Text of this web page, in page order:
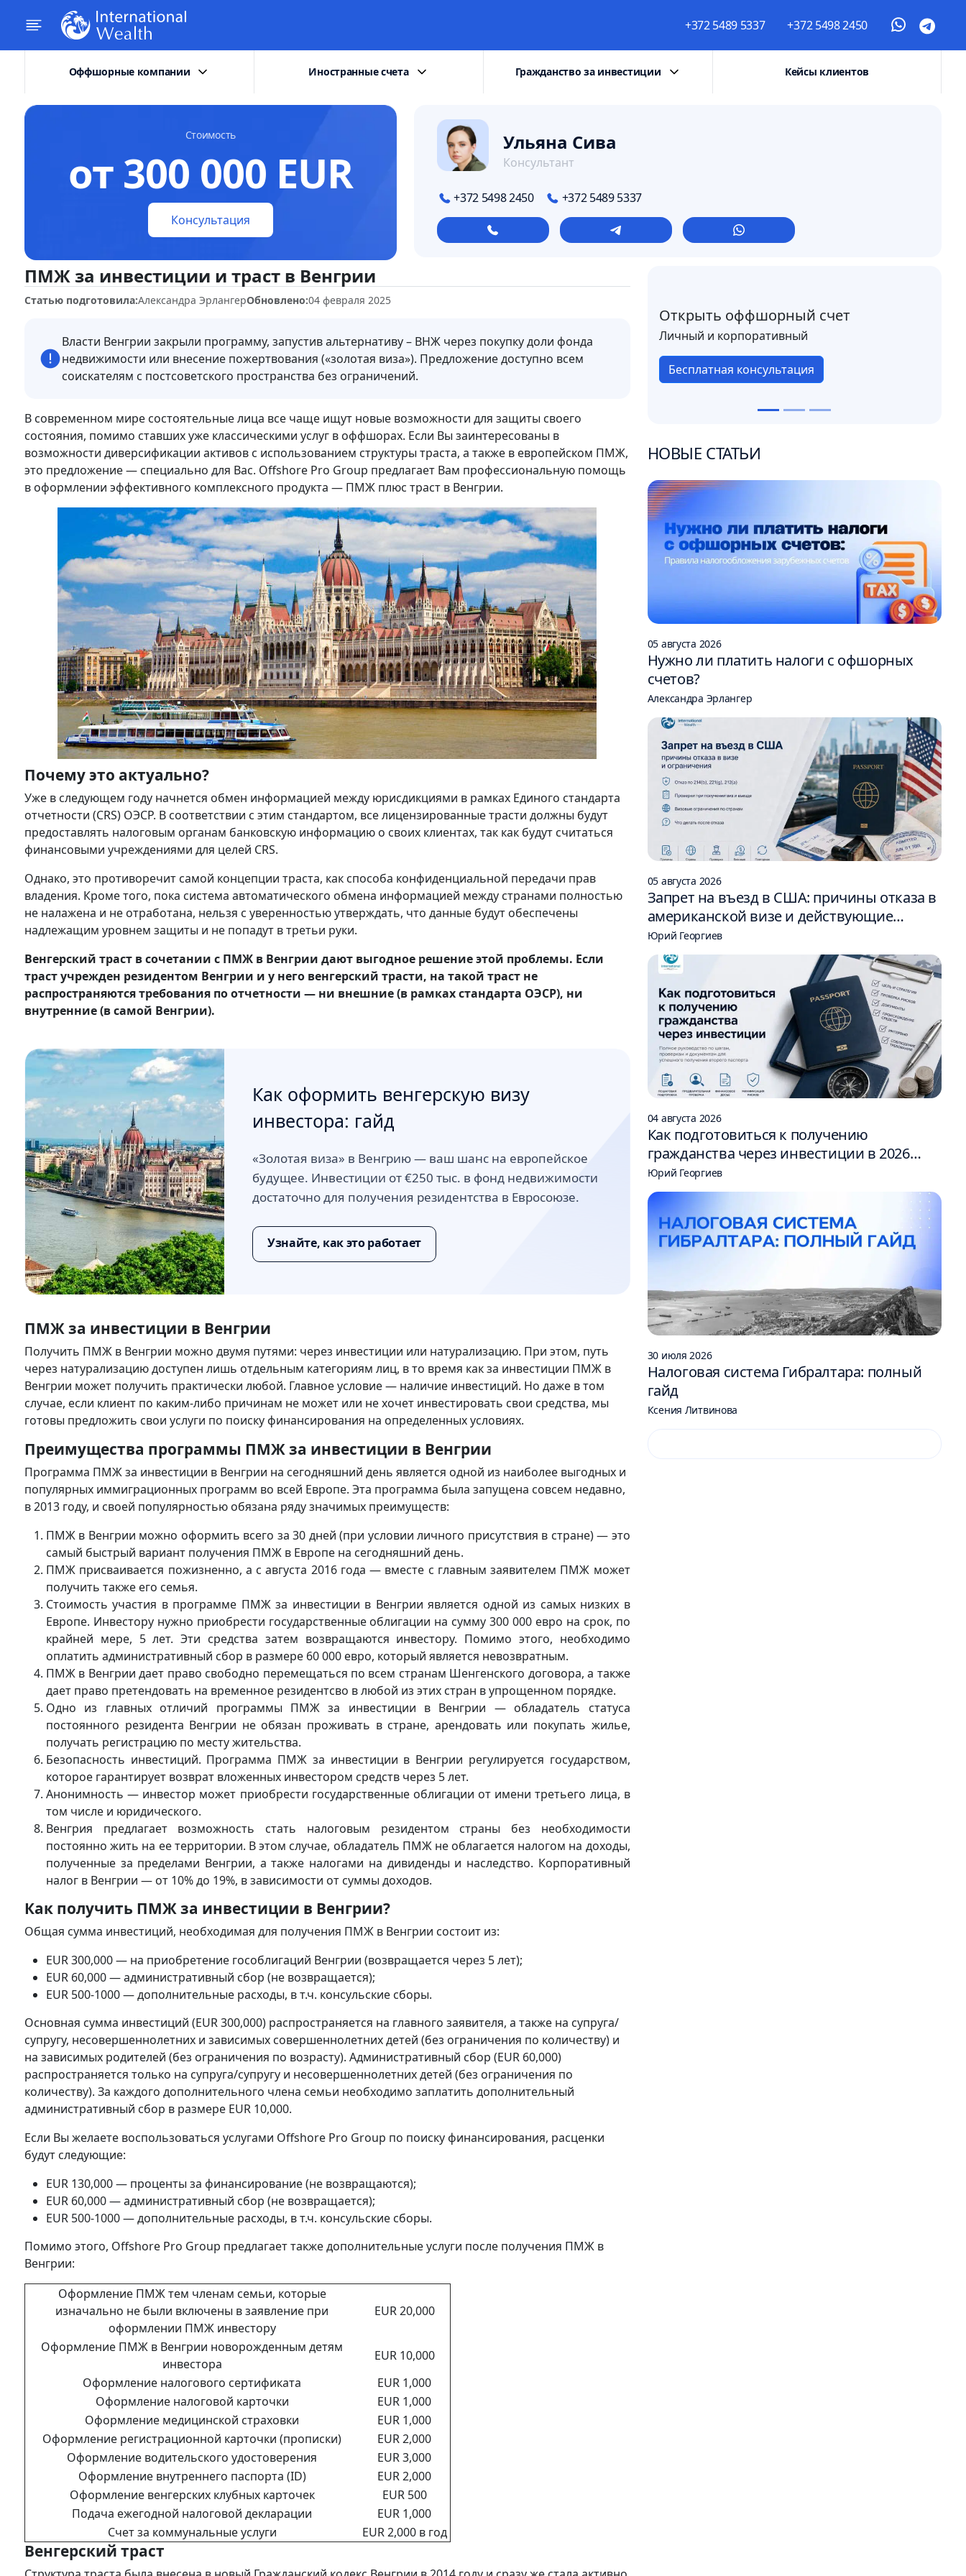
+372 5489 5337 +372 5498 2450
Оффшорные компании Иностранные счета Гражданство за инвестиции Кейсы клиентов
Стоимость
от 300 000 EUR
Консультация
Ульяна Сива
Консультант
+372 5498 2450 +372 5489 5337
ПМЖ за инвестиции и траст в Венгрии
Статью подготовила:Александра ЭрлангерОбновлено:04 февраля 2025
Власти Венгрии закрыли программу, запустив альтернативу – ВНЖ через покупку доли фонда
недвижимости или внесение пожертвования («золотая виза»). Предложение доступно всем
соискателям с постсоветского пространства без ограничений.
В современном мире состоятельные лица все чаще ищут новые возможности для защиты своего
состояния, помимо ставших уже классическими услуг в оффшорах. Если Вы заинтересованы в
возможности диверсификации активов с использованием структуры траста, а также в европейском ПМЖ,
это предложение — специально для Вас. Offshore Pro Group предлагает Вам профессиональную помощь
в оформлении эффективного комплексного продукта — ПМЖ плюс траст в Венгрии.
Почему это актуально?
Уже в следующем году начнется обмен информацией между юрисдикциями в рамках Единого стандарта
отчетности (CRS) ОЭСР. В соответствии с этим стандартом, все лицензированные трасти должны будут
предоставлять налоговым органам банковскую информацию о своих клиентах, так как будут считаться
финансовыми учреждениями для целей CRS.
Однако, это противоречит самой концепции траста, как способа конфиденциальной передачи прав
владения. Кроме того, пока система автоматического обмена информацией между странами полностью
не налажена и не отработана, нельзя с уверенностью утверждать, что данные будут обеспечены
надлежащим уровнем защиты и не попадут в третьи руки.
Венгерский траст в сочетании с ПМЖ в Венгрии дают выгодное решение этой проблемы. Если
траст учрежден резидентом Венгрии и у него венгерский трасти, на такой траст не
распространяются требования по отчетности — ни внешние (в рамках стандарта ОЭСР), ни
внутренние (в самой Венгрии).
Как оформить венгерскую визу
инвестора: гайд
«Золотая виза» в Венгрию — ваш шанс на европейское
будущее. Инвестиции от €250 тыс. в фонд недвижимости
достаточно для получения резидентства в Евросоюзе.
Узнайте, как это работает
ПМЖ за инвестиции в Венгрии
Получить ПМЖ в Венгрии можно двумя путями: через инвестиции или натурализацию. При этом, путь
через натурализацию доступен лишь отдельным категориям лиц, в то время как за инвестиции ПМЖ в
Венгрии может получить практически любой. Главное условие — наличие инвестиций. Но даже в том
случае, если клиент по каким-либо причинам не может или не хочет инвестировать свои средства, мы
готовы предложить свои услуги по поиску финансирования на определенных условиях.
Преимущества программы ПМЖ за инвестиции в Венгрии
Программа ПМЖ за инвестиции в Венгрии на сегодняшний день является одной из наиболее выгодных и
популярных иммиграционных программ во всей Европе. Эта программа была запущена совсем недавно,
в 2013 году, и своей популярностью обязана ряду значимых преимуществ:
ПМЖ в Венгрии можно оформить всего за 30 дней (при условии личного присутствия в стране) — это
самый быстрый вариант получения ПМЖ в Европе на сегодняшний день.
ПМЖ присваивается пожизненно, а с августа 2016 года — вместе с главным заявителем ПМЖ может
получить также его семья.
Стоимость участия в программе ПМЖ за инвестиции в Венгрии является одной из самых низких в
Европе. Инвестору нужно приобрести государственные облигации на сумму 300 000 евро на срок, по
крайней мере, 5 лет. Эти средства затем возвращаются инвестору. Помимо этого, необходимо
оплатить административный сбор в размере 60 000 евро, который является невозвратным.
ПМЖ в Венгрии дает право свободно перемещаться по всем странам Шенгенского договора, а также
дает право претендовать на временное резидентсво в любой из этих стран в упрощенном порядке.
Одно из главных отличий программы ПМЖ за инвестиции в Венгрии — обладатель статуса
постоянного резидента Венгрии не обязан проживать в стране, арендовать или покупать жилье,
получать регистрацию по месту жительства.
Безопасность инвестиций. Программа ПМЖ за инвестиции в Венгрии регулируется государством,
которое гарантирует возврат вложенных инвестором средств через 5 лет.
Анонимность — инвестор может приобрести государственные облигации от имени третьего лица, в
том числе и юридического.
Венгрия предлагает возможность стать налоговым резидентом страны без необходимости
постоянно жить на ее территории. В этом случае, обладатель ПМЖ не облагается налогом на доходы,
полученные за пределами Венгрии, а также налогами на дивиденды и наследство. Корпоративный
налог в Венгрии — от 10% до 19%, в зависимости от суммы доходов.
Как получить ПМЖ за инвестиции в Венгрии?
Общая сумма инвестиций, необходимая для получения ПМЖ в Венгрии состоит из:
EUR 300,000 — на приобретение гособлигаций Венгрии (возвращается через 5 лет);
EUR 60,000 — административный сбор (не возвращается);
EUR 500-1000 — дополнительные расходы, в т.ч. консульские сборы.
Основная сумма инвестиций (EUR 300,000) распространяется на главного заявителя, а также на супруга/
супругу, несовершеннолетних и зависимых совершеннолетних детей (без ограничения по количеству) и
на зависимых родителей (без ограничения по возрасту). Административный сбор (EUR 60,000)
распространяется только на супруга/супругу и несовершеннолетних детей (без ограничения по
количеству). За каждого дополнительного члена семьи необходимо заплатить дополнительный
административный сбор в размере EUR 10,000.
Если Вы желаете воспользоваться услугами Offshore Pro Group по поиску финансирования, расценки
будут следующие:
EUR 130,000 — проценты за финансирование (не возвращаются);
EUR 60,000 — административный сбор (не возвращается);
EUR 500-1000 — дополнительные расходы, в т.ч. консульские сборы.
Помимо этого, Offshore Pro Group предлагает также дополнительные услуги после получения ПМЖ в
Венгрии:
Оформление ПМЖ тем членам семьи, которые
изначально не были включены в заявление при
оформлении ПМЖ инвестору
EUR 20,000
Оформление ПМЖ в Венгрии новорожденным детям
инвестора
EUR 10,000
Оформление налогового сертификата
EUR 1,000
Оформление налоговой карточки
EUR 1,000
Оформление медицинской страховки
EUR 1,000
Оформление регистрационной карточки (прописки)
EUR 2,000
Оформление водительского удостоверения
EUR 3,000
Оформление внутреннего паспорта (ID)
EUR 2,000
Оформление венгерских клубных карточек
EUR 500
Подача ежегодной налоговой декларации
EUR 1,000
Счет за коммунальные услуги
EUR 2,000 в год
Венгерский траст
Открыть оффшорный счет
Личный и корпоративный
Бесплатная консультация
НОВЫЕ СТАТЬИ
05 августа 2026
Нужно ли платить налоги с офшорных
счетов?
Александра Эрлангер
05 августа 2026
Запрет на въезд в США: причины отказа в
американской визе и действующие
ограничения
Юрий Георгиев
04 августа 2026
Как подготовиться к получению
гражданства через инвестиции в 2026
году: 6 шагов
Юрий Георгиев
30 июля 2026
Налоговая система Гибралтара: полный
гайд
Ксения Литвинова